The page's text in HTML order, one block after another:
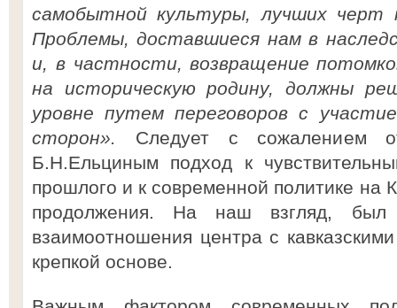
самобытной культуры, лучших черт
Проблемы, доставшиеся нам в
и, в частности, возвращение
на историческую родину, должны
уровне путем переговоров с
сторон». Следует с сожалением
Б.Н.Ельциным подход к
прошлого и к современной политике на
продолжения. На наш взгляд, был
взаимоотношения центра с
крепкой основе.